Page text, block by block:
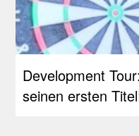
Development
seinen ersten